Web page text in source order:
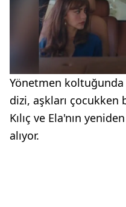
Yönetmen
dizi, aşkları çocukken
Kılıç ve Ela'nın
alıyor.